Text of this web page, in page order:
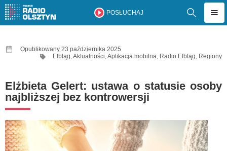
POSŁUCHAJ
Opublikowany 23 października 2025
Elbląg,Aktualności,Aplikacja mobilna, Radio Elbląg, Regiony
Elżbieta Gelert: ustawa o statusie osoby
najbliższej bez kontrowersji